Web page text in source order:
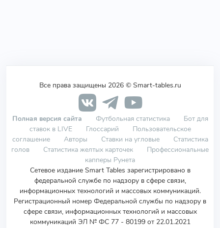
Все права защищены 2026 © Smart-tables.ru
Полная версия сайта Футбольная статистика
Бот для
ставок в LIVE
Глоссарий
Пользовательское
соглашение
Авторы Ставки на угловые
Статистика
голов
Статистика желтых карточек
Профессиональные
капперы Рунета
Сетевое издание Smart Tables зарегистрировано в
федеральной службе по надзору в сфере связи,
информационных технологий и массовых коммуникаций.
Регистрационный номер Федеральной службы по надзору в
сфере связи, информационных технологий и массовых
коммуникаций ЭЛ № ФС 77 - 80199 от 22.01.2021